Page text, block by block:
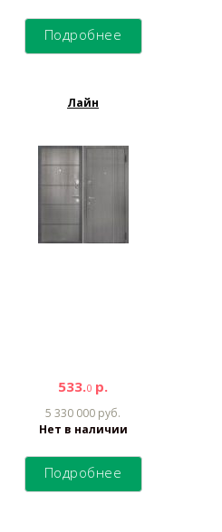
Подробнее
Лайн
533.0 р.
5 330 000 руб.
Нет в наличии
Подробнее